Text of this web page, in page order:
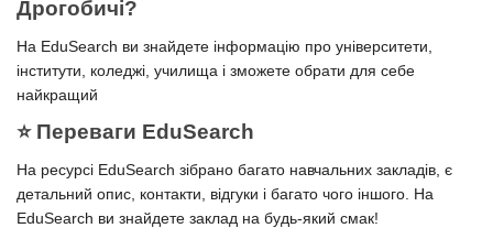
Дрогобичі?
На EduSearch ви знайдете інформацію про університети,
інститути, коледжі, училища і зможете обрати для себе
найкращий
⭐️ Переваги EduSearch
На ресурсі EduSearch зібрано багато навчальних закладів, є
детальний опис, контакти, відгуки і багато чого іншого. На
EduSearch ви знайдете заклад на будь-який смак!